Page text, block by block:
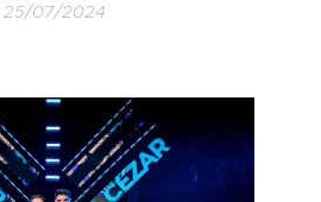
25/07/2024